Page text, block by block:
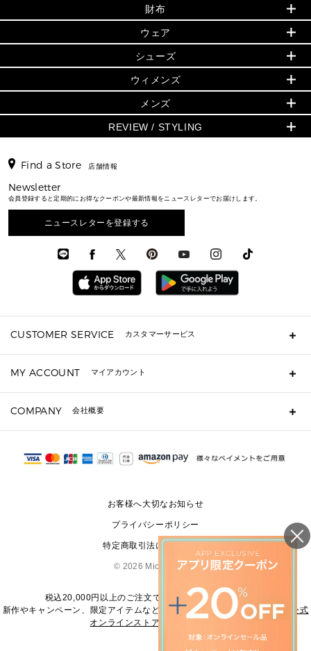
小物
シューズ・靴
ウェア
アクセサリー
時計
▶ メンズ
バッグ
時計
追加アイテム
▶ ウィメンズすべて(ウェア・シューズ除く)
バッグ
財布・小物
ウェア
シューズ
時計・ジュエリー
メンズ バッグ
メンズ 財布・小物
メンズ ウェア
メンズ 時計・その他
▶ すべて
▶ ウィメンズすべて
財布・小物
アクセサリー
フレグランス
シューズ
メンズ財布・小物
メンズアクセサリー
メンズシューズ
メンズウェア
人気の定番アイテム
日本限定 - バッグ
▶ ウィメンズすべて
トートバッグ
ショルダーバッグ
クロスボディ・斜め掛け
3 IN 1 / 2 IN 1 バッグ
▶ メンズすべて
財布
日本限定 - 財布・小物
▶ ウィメンズすべて
GREENWICH
折り財布(二つ折り・三つ折り)
長財布
お財布レビュー ▸
ウェア
▶ ウィメンズすべて
トップス
スカート・パンツ
ジャケット・アウター
シューズ
▶ ウィメンズすべて
サンダル
スニーカー
ウィメンズ
人気の定番アイテム
▶ ウィメンズすべて
▶ バッグすべて
通勤・通学アイテム
▶ 財布すべて
ミニ財布・フラグメントケース
折り財布(二つ折り・三つ折り)
長財布
▶ 小物すべて
キーケース
定期ケース・カードケース・名刺入れ
ポーチ
サンダル
パンプス・フラット
▶ アクセサリー(チャーム・ストラップ・サングラス)
▶ 時計
▶ ジュエリー
メンズ
▶ メンズすべて
シューズ・靴
ウェア
REVIEW / STYLING
エディターレビュー
Find a Store 店舗情報
Newsletter
会員登録すると定期的にお得なクーポンや最新情報をニュースレターでお届けします。
ニュースレターを登録する
CUSTOMER SERVICE カスタマーサービス
ギフト用にラッピングができますか？
ショッピングバッグを購入商品分送ってもらえますか？
注文後に完了メールが受信できないのですが？
サイズ交換はできますか？
MY ACCOUNT マイアカウント
COMPANY 会社概要
会社概要
お客様へ大切なお知らせ
プライバシーポリシー
特定商取引法に基づく表記
© 2026 Michael Kors
税込20,000円以上のご注文で送料無料にてお届けします
新作やキャンペーン、限定アイテムなどの最新情報は、 マイケル・コース公式
オンラインストア